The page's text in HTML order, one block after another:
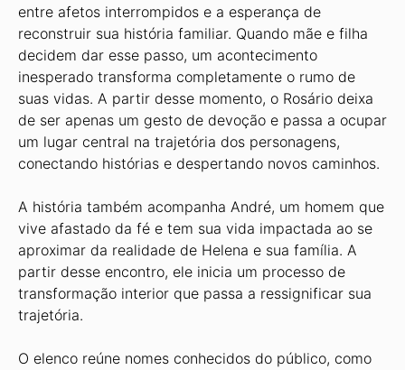
entre afetos interrompidos e a esperança de
reconstruir sua história familiar. Quando mãe e filha
decidem dar esse passo, um acontecimento
inesperado transforma completamente o rumo de
suas vidas. A partir desse momento, o Rosário deixa
de ser apenas um gesto de devoção e passa a ocupar
um lugar central na trajetória dos personagens,
conectando histórias e despertando novos caminhos.
A história também acompanha André, um homem que
vive afastado da fé e tem sua vida impactada ao se
aproximar da realidade de Helena e sua família. A
partir desse encontro, ele inicia um processo de
transformação interior que passa a ressignificar sua
trajetória.
O elenco reúne nomes conhecidos do público, como